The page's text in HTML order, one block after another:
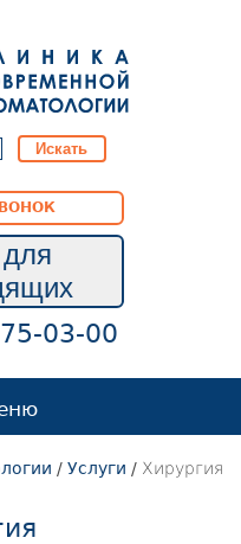
03-00
/ Услуги / Хирургия